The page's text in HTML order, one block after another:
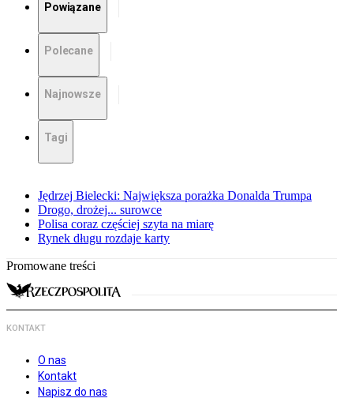
Powiązane
Polecane
Najnowsze
Tagi
Jędrzej Bielecki: Największa porażka Donalda Trumpa
Drogo, drożej... surowce
Polisa coraz częściej szyta na miarę
Rynek długu rozdaje karty
Promowane treści
KONTAKT
O nas
Kontakt
Napisz do nas